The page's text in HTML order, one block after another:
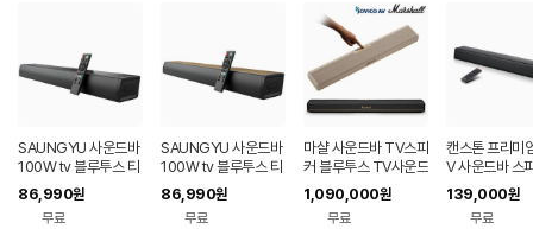
SAUNGYU 사운드바
100W tv 블루투스 티
비 스피커 홈시어터 A
RC 옵티컬 USB
86,990원
무료
SAUNGYU 사운드바
100W tv 블루투스 티
비 거실 스피커 홈시어
터 ARC 옵티컬
86,990원
무료
마샬 사운드바 TV스피
커 블루투스 TV사운드
바 홈씨어터 헤스톤60
1,090,000원
무료
캔스톤 프리미
V 사운드바 스
00X
139,000원
무료